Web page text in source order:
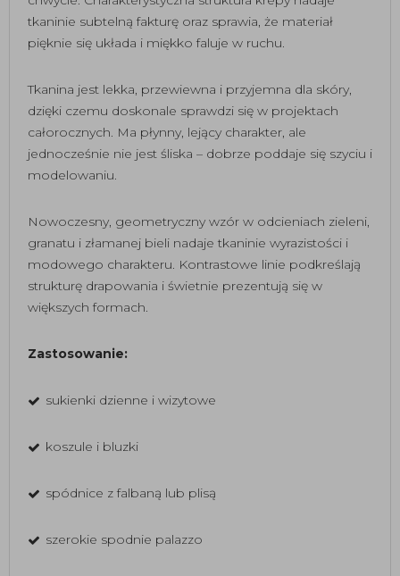
tkaninie subtelną fakturę oraz sprawia, że materiał
pięknie się układa i miękko faluje w ruchu.
Tkanina jest lekka, przewiewna i przyjemna dla skóry,
dzięki czemu doskonale sprawdzi się w projektach
całorocznych. Ma płynny, lejący charakter, ale
jednocześnie nie jest śliska – dobrze poddaje się szyciu i
modelowaniu.
Nowoczesny, geometryczny wzór w odcieniach zieleni,
granatu i złamanej bieli nadaje tkaninie wyrazistości i
modowego charakteru. Kontrastowe linie podkreślają
strukturę drapowania i świetnie prezentują się w
większych formach.
Zastosowanie:
sukienki dzienne i wizytowe
koszule i bluzki
spódnice z falbaną lub plisą
szerokie spodnie palazzo